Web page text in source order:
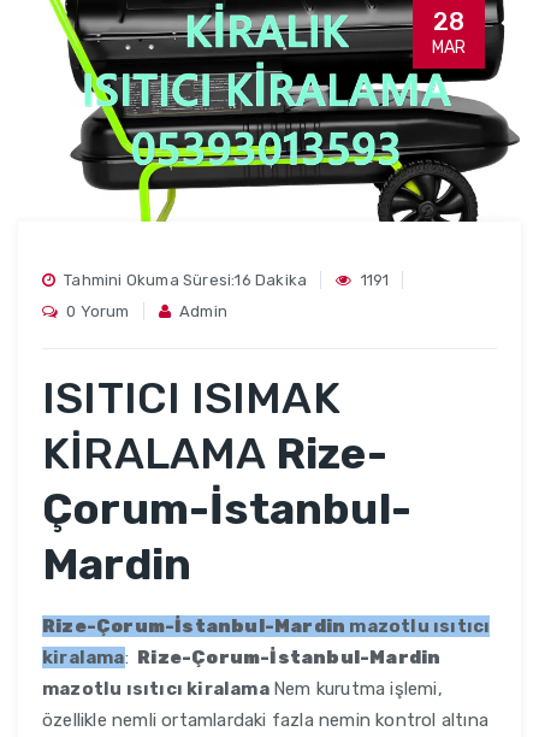
28
MAR
Tahmini Okuma Süresi:16 Dakika
1191
0 Yorum
Admin
ISITICI ISIMAK
KİRALAMA Rize-
Çorum-İstanbul-
Mardin
Rize-Çorum-İstanbul-Mardin mazotlu ısıtıcı
kiralama: Rize-Çorum-İstanbul-Mardin
mazotlu ısıtıcı kiralama Nem kurutma işlemi,
özellikle nemli ortamlardaki fazla nemin kontrol altına